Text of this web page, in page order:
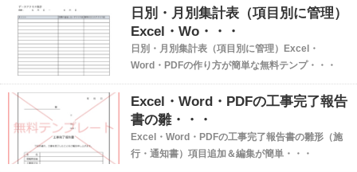
日別・月別集計表（項目別に管理）
Excel・Wo・・・
日別・月別集計表（項目別に管理）Excel・
Word・PDFの作り方が簡単な無料テンプ・・・
Excel・Word・PDFの工事完了報告
書の雛・・・
Excel・Word・PDFの工事完了報告書の雛形（施
行・通知書）項目追加＆編集が簡単・・・